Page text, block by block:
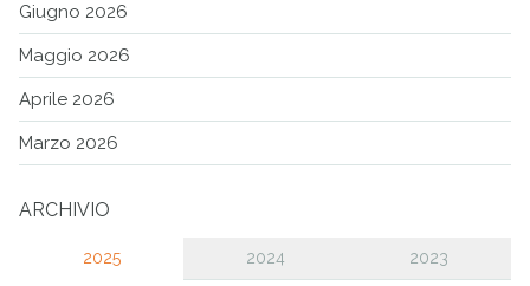
Giugno 2026
Maggio 2026
Aprile 2026
Marzo 2026
ARCHIVIO
2025 2024 2023